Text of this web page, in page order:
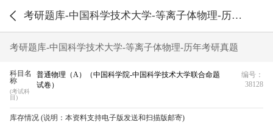
考研题库-中国科学技术大学-等离子体物理-历年考研真题
考研题库-中国科学技术大学-等离子体物理-历年考研真题
科目名
称
(考试科
目)
普通物理（A）（中国科学院-中国科学技术大学联合命题
试卷）
编号：
38128
库存情况 (说明：本资料支持电子版发送和扫描版邮寄)